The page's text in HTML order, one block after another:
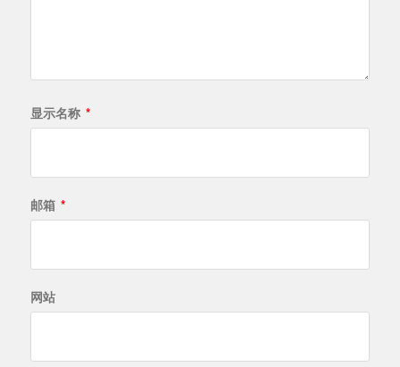
显示名称 *
邮箱 *
网站